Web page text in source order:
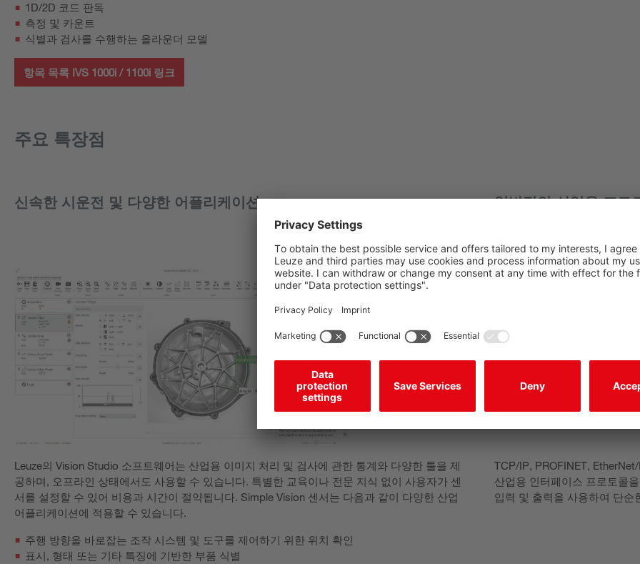
1D/2D 코드 판독
측정 및 카운트
식별과 검사를 수행하는 올라운더 모델
항목 목록 IVS 1000i / 1100i 링크
주요 특장점
신속한 시운전 및 다양한 어플리케이션 일반적인 산업용 프로
Leuze의 Vision Studio 소프트웨어는 산업용 이미지 처리 및 검사에 관한 통계와 다양한 툴을 제
공하며, 오프라인 상태에서도 사용할 수 있습니다. 특별한 교육이나 전문 지식 없이 사용자가 센
서를 설정할 수 있어 비용과 시간이 절약됩니다. Simple Vision 센서는 다음과 같이 다양한 산업
어플리케이션에 적용할 수 있습니다.
주행 방향을 바로잡는 조작 시스템 및 도구를 제어하기 위한 위치 확인
표시, 형태 또는 기타 특징에 기반한 부품 식별
TCP/IP, PROFINET,
산업용 인터페이스 프로토콜
입력 및 출력을 사용하여 단순